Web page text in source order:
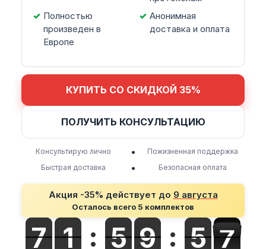
Полностью
произведен в
Европе
Анонимная
доставка и оплата
КУПИТЬ СО СКИДКОЙ 35%
ПОЛУЧИТЬ КОНСУЛЬТАЦИЮ
Консультирую лично •
Пожизненная поддержка
Быстрая доставка
• Безопасная оплата
Акция -35% действует до 9 августа
Осталось всего 5 комплектов